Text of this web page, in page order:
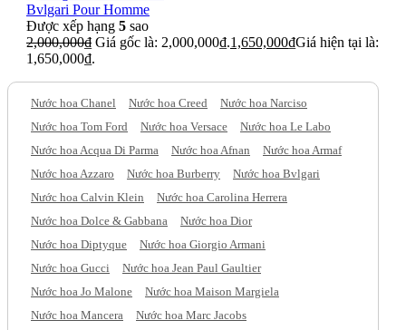
Bvlgari Pour Homme
Được xếp hạng 5 sao
2,000,000₫ Giá gốc là: 2,000,000₫.1,650,000₫Giá hiện tại là:
1,650,000₫.
Nước hoa Chanel Nước hoa Creed
Nước hoa Narciso
Nước hoa Tom Ford
Nước hoa Versace
Nước hoa Le Labo
Nước hoa Acqua Di Parma
Nước hoa Afnan
Nước hoa Armaf
Nước hoa Azzaro
Nước hoa Burberry
Nước hoa Bvlgari
Nước hoa Calvin Klein
Nước hoa Carolina Herrera
Nước hoa Dolce & Gabbana
Nước hoa Dior
Nước hoa Diptyque
Nước hoa Giorgio Armani
Nước hoa Gucci
Nước hoa Jean Paul Gaultier
Nước hoa Jo Malone
Nước hoa Maison Margiela
Nước hoa Mancera
Nước hoa Marc Jacobs